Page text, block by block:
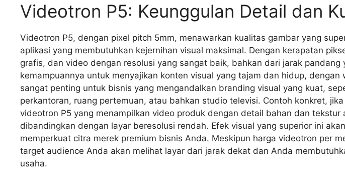
Videotron P5: Keunggulan Detail dan
Videotron P5, dengan pixel pitch 5mm, menawarkan kualitas gambar yang
aplikasi yang membutuhkan kejernihan visual maksimal. Dengan kerapatan
grafis, dan video dengan resolusi yang sangat baik, bahkan dari jarak
kemampuannya untuk menyajikan konten visual yang tajam dan hidup,
sangat penting untuk bisnis yang mengandalkan branding visual yang kuat,
perkantoran, ruang pertemuan, atau bahkan studio televisi. Contoh konkret,
videotron P5 yang menampilkan video produk dengan detail bahan dan
dibandingkan dengan layar beresolusi rendah. Efek visual yang superior ini
memperkuat citra merek premium bisnis Anda. Meskipun harga videotron per
target audience Anda akan melihat layar dari jarak dekat dan Anda
usaha.